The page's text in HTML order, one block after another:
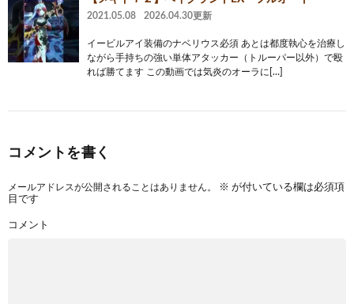
2021.05.08 2026.04.30更新
イービルアイ装備のナベリウス必須 あとは都度執心を治療し
ながら手持ちの強い単体アタッカー（トルーパー以外）で殴
れば勝てます この動画では気炎のオーラに[…]
コメントを書く
メールアドレスが公開されることはありません。 ※ が付いている欄は必須項
目です
コメント